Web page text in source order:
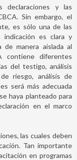
declaraciones y las
Sin embargo, el
es sólo una de las
indicación es clara y
manera aislada al
contiene diferentes
del testigo, análisis
riesgo, análisis de
será más adecuada
haya planteado para
en el marco
las cuales deben
Tan importante
en programas